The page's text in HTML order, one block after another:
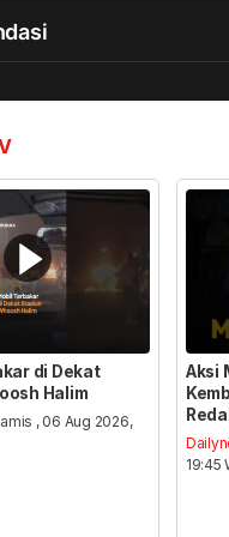
di Dekat
Halim
, 06 Aug 2026,
Aksi
19:45